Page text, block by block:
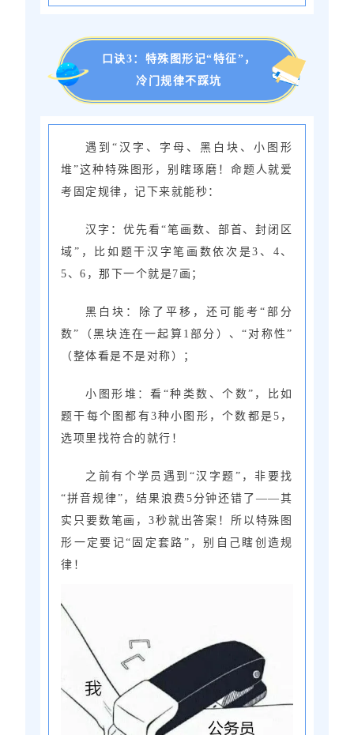
口诀3：特殊图形记“特征”，
冷门规律不踩坑
遇到“汉字、字母、黑白块、小图形
堆”这种特殊图形，别瞎琢磨！命题人就爱
考固定规律，记下来就能秒：
汉字：优先看“笔画数、部首、封闭区
域”，比如题干汉字笔画数依次是3、4、
5、6，那下一个就是7画；
黑白块：除了平移，还可能考“部分
数”（黑块连在一起算1部分）、“对称性”
（整体看是不是对称）；
小图形堆：看“种类数、个数”，比如
题干每个图都有3种小图形，个数都是5，
选项里找符合的就行！
之前有个学员遇到“汉字题”，非要找
“拼音规律”，结果浪费5分钟还错了——其
实只要数笔画，3秒就出答案！所以特殊图
形一定要记“固定套路”，别自己瞎创造规
律！